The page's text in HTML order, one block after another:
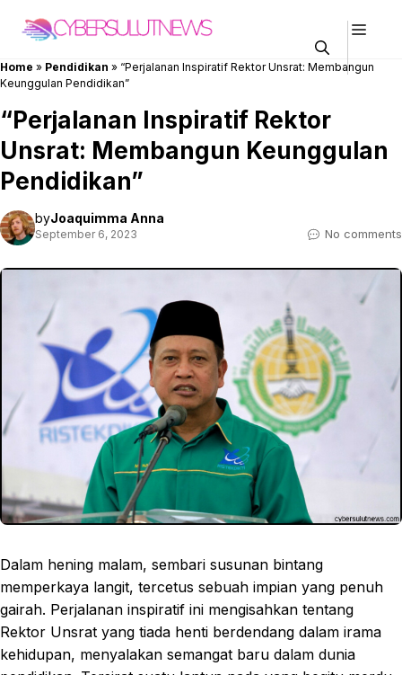
Home » Pendidikan » “Perjalanan Inspiratif Rektor Unsrat: Membangun
Keunggulan Pendidikan”
“Perjalanan Inspiratif Rektor
Unsrat: Membangun Keunggulan
Pendidikan”
byJoaquimma Anna
September 6, 2023 No comments
Dalam hening malam, sembari susunan bintang
memperkaya langit, tercetus sebuah impian yang penuh
gairah. Perjalanan inspiratif ini mengisahkan tentang
Rektor Unsrat yang tiada henti berdendang dalam irama
kehidupan, menyalakan semangat baru dalam dunia